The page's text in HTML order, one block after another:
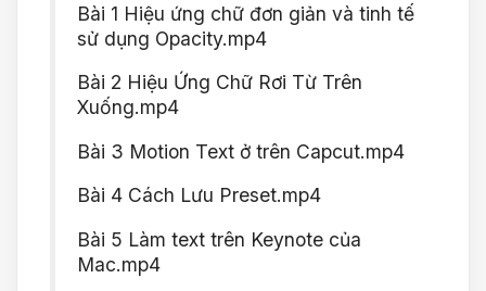
Bài 1 Hiệu ứng chữ đơn giản và tinh tế
sử dụng Opacity.mp4
Bài 2 Hiệu Ứng Chữ Rơi Từ Trên
Xuống.mp4
Bài 3 Motion Text ở trên Capcut.mp4
Bài 4 Cách Lưu Preset.mp4
Bài 5 Làm text trên Keynote của
Mac.mp4